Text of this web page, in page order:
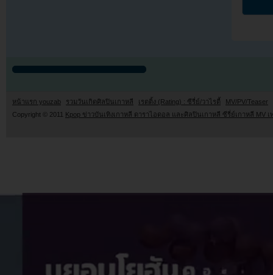
หน้าแรก youzab รวมวันเกิดศิลปินเกาหลี เรตติ้ง (Rating) : ซีรี่ย์/วาไรตี้
MV/PV/Teaser
Copyright © 2011 Kpop ข่าวบันเทิงเกาหลี ดาราไอดอล และศิลปินเกาหลี ซีรี่ย์เกาหลี MV